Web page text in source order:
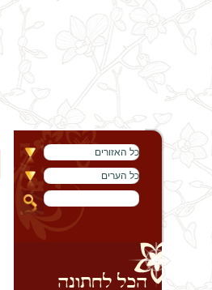
כל האזורים
כל הערים